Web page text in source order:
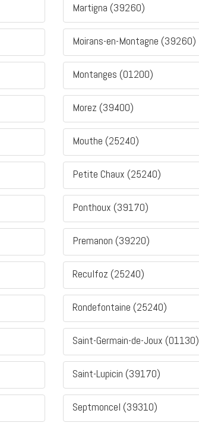
Martigna (39260)
Moirans-en-Montagne (39260)
Montanges (01200)
Morez (39400)
Mouthe (25240)
Petite Chaux (25240)
Ponthoux (39170)
Premanon (39220)
Reculfoz (25240)
Rondefontaine (25240)
Saint-Germain-de-Joux (01130)
Saint-Lupicin (39170)
Septmoncel (39310)